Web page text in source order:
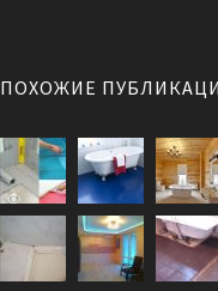
ПОХОЖИЕ